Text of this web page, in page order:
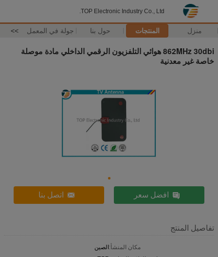
TOP Electronic Industry Co., Ltd.
منزل المنتجات حول بنا جولة في المعمل >>
862MHz 30dbi هوائي التلفزيون الرقمي الداخلي مادة موصلة
خاصة غير معدنية
افضل سعر اتصل بنا
تفاصيل المنتج
مكان المنشأ:الصين